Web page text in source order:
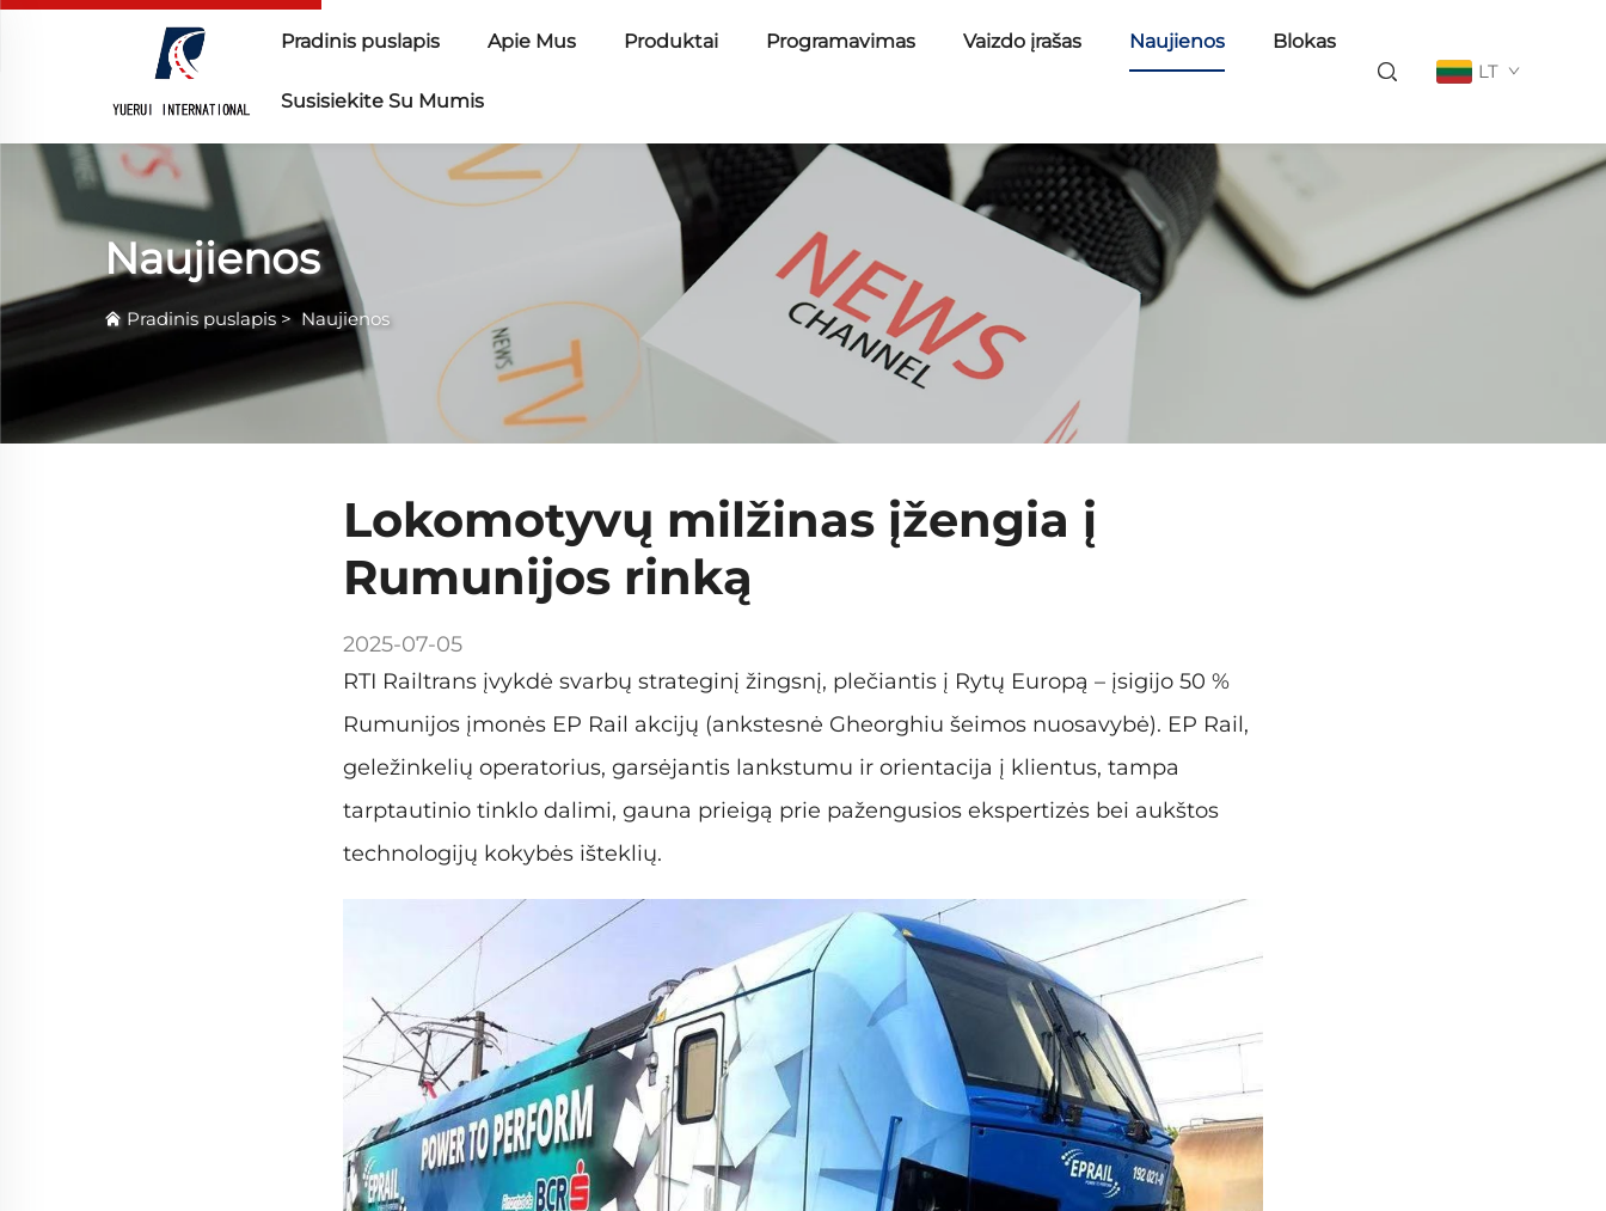
Pradinis puslapis Apie Mus Produktai Programavimas Vaizdo įrašas Naujienos Blokas
Susisiekite Su Mumis
LT
Naujienos
Pradinis puslapis > Naujienos
Lokomotyvų milžinas įžengia į
Rumunijos rinką
2025-07-05
RTI Railtrans įvykdė svarbų strateginį žingsnį, plečiantis į Rytų Europą – įsigijo 50 %
Rumunijos įmonės EP Rail akcijų (ankstesnė Gheorghiu šeimos nuosavybė). EP Rail,
geležinkelių operatorius, garsėjantis lankstumu ir orientacija į klientus, tampa
tarptautinio tinklo dalimi, gauna prieigą prie pažengusios ekspertizės bei aukštos
technologijų kokybės išteklių.